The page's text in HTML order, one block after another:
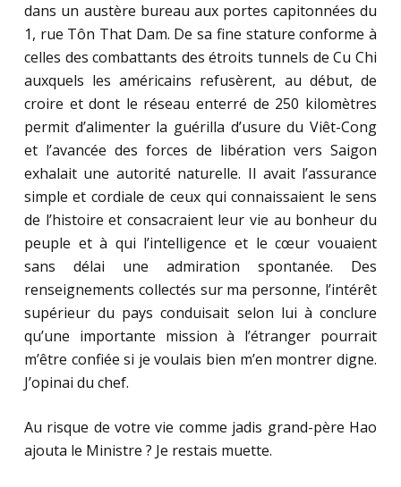
dans un austère bureau aux portes capitonnées du
1, rue Tôn That Dam. De sa fine stature conforme à
celles des combattants des étroits tunnels de Cu Chi
auxquels les américains refusèrent, au début, de
croire et dont le réseau enterré de 250 kilomètres
permit d’alimenter la guérilla d’usure du Viêt-Cong
et l’avancée des forces de libération vers Saigon
exhalait une autorité naturelle. Il avait l’assurance
simple et cordiale de ceux qui connaissaient le sens
de l’histoire et consacraient leur vie au bonheur du
peuple et à qui l’intelligence et le cœur vouaient
sans délai une admiration spontanée. Des
renseignements collectés sur ma personne, l’intérêt
supérieur du pays conduisait selon lui à conclure
qu’une importante mission à l’étranger pourrait
m’être confiée si je voulais bien m’en montrer digne.
J’opinai du chef.
Au risque de votre vie comme jadis grand-père Hao
ajouta le Ministre ? Je restais muette.